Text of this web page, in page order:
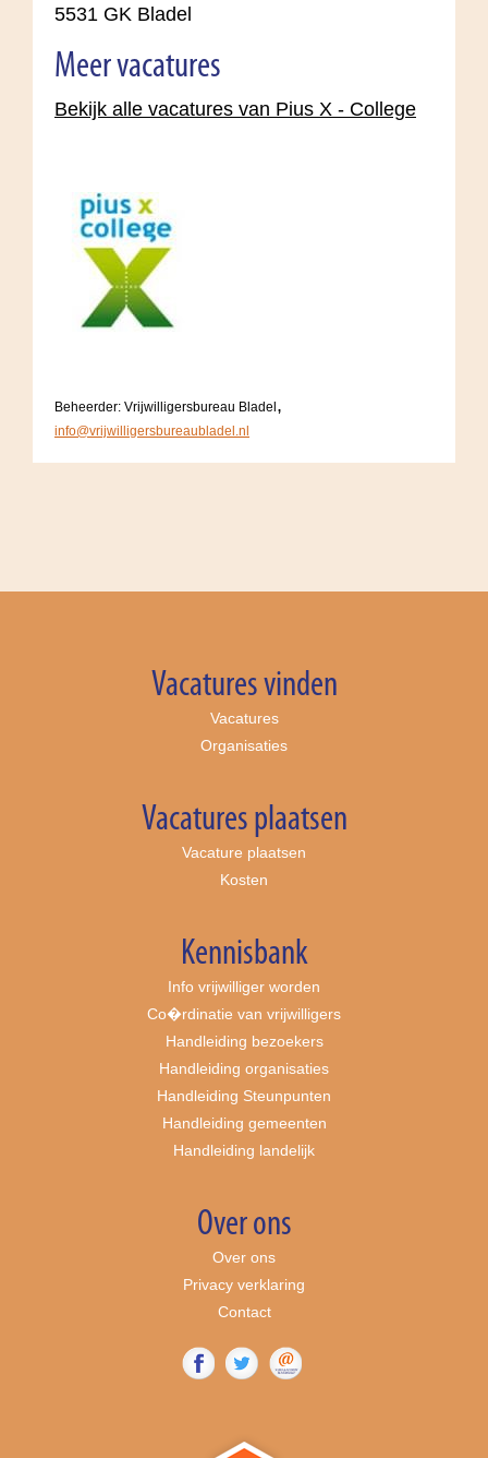
5531 GK Bladel
Meer vacatures
Bekijk alle vacatures van Pius X - College
Beheerder: Vrijwilligersbureau Bladel,
info@vrijwilligersbureaubladel.nl
Vacatures vinden
Vacatures
Organisaties
Vacatures plaatsen
Vacature plaatsen
Kosten
Kennisbank
Info vrijwilliger worden
Co�rdinatie van vrijwilligers
Handleiding bezoekers
Handleiding organisaties
Handleiding Steunpunten
Handleiding gemeenten
Handleiding landelijk
Over ons
Over ons
Privacy verklaring
Contact